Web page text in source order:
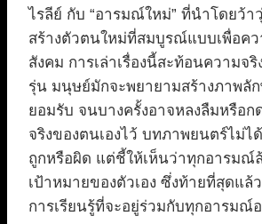
ไรลีย์ กับ “อารมณ์ใหม่” ที่นำโดยว้า
สร้างตัวตนใหม่ที่สมบูรณ์แบบเพื่อค
สังคม การเล่าเรื่องนี้สะท้อนความจ
รุ่น มนุษย์มักจะพยายามสร้างภาพลั
ยอมรับ จนบางครั้งอาจหลงลืมหรือ
จริงของตนเองไว้ บทภาพยนตร์ไม่ไ
ถูกหรือผิด แต่ชี้ให้เห็นว่าทุกอารมณ์
เป้าหมายของตัวเอง ซึ่งท้ายที่สุดแล้
การเรียนรู้ที่จะอยู่ร่วมกับทุกอารมณ์